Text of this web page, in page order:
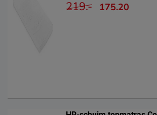
219.- 175.20